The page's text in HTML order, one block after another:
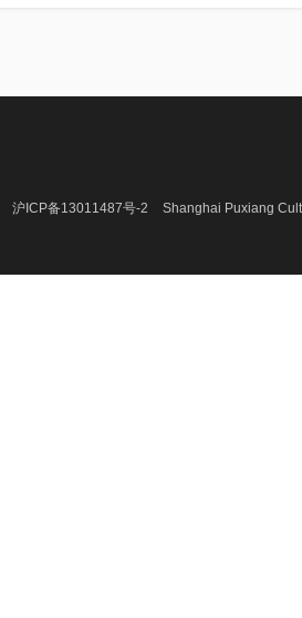
沪ICP备13011487号-2 Shanghai Puxiang